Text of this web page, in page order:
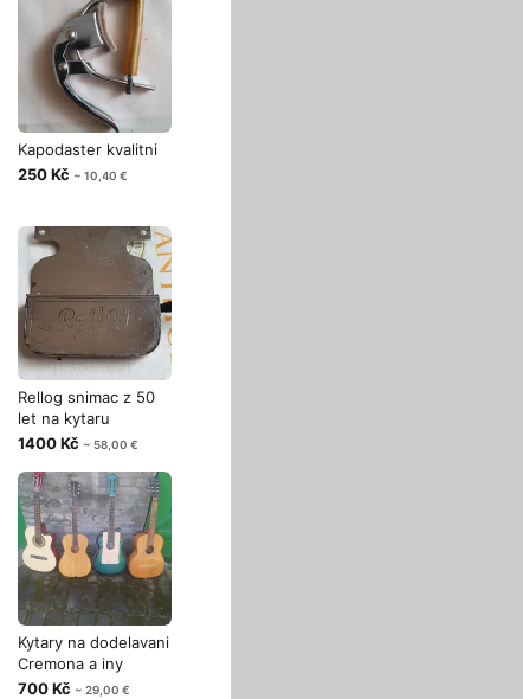
Kapodaster kvalitni
250 Kč ~ 10,40 €
Rellog snimac z 50
let na kytaru
1400 Kč ~ 58,00 €
Kytary na dodelavani
Cremona a iny
700 Kč ~ 29,00 €